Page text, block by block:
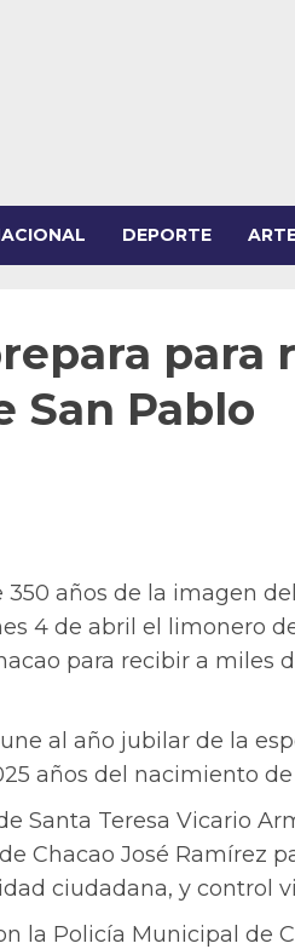
DEPORTE
para
San Pablo
años de la imagen
4 de abril el limonero
para recibir a miles
al año jubilar de la
años del nacimiento
Santa Teresa Vicario
Chacao José Ramírez
ciudadana, y control
la Policía Municipal de